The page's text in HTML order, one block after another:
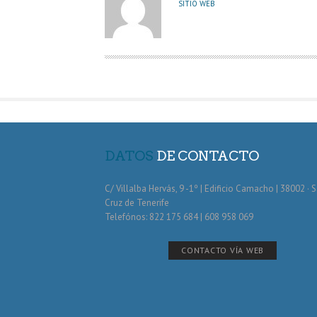
R
SITIO WEB
DATOS DE CONTACTO
C/ Villalba Hervás, 9 -1º | Edificio Camacho | 38002 ·
Cruz de Tenerife
Telefónos: 822 175 684 | 608 958 069
CONTACTO VÍA WEB